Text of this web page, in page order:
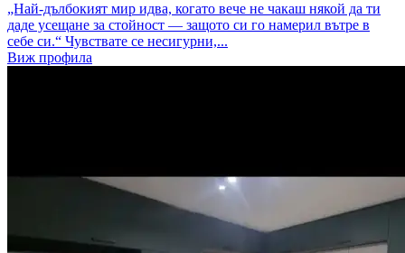
„Най-дълбокият мир идва, когато вече не чакаш някой да ти
даде усещане за стойност — защото си го намерил вътре в
себе си.“ Чувствате се несигурни,...
Виж профила